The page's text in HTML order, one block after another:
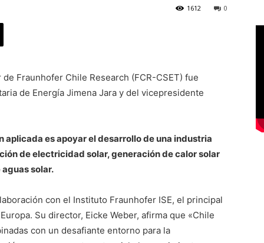
0
1612
Fraunhofer Chile Research (FCR-CSET) fue
de Energía Jimena Jara y del vicepresidente
es apoyar el desarrollo de una industria
de electricidad solar, generación de calor solar
solar.
con el Instituto Fraunhofer ISE, el principal
Su director, Eicke Weber, afirma que «Chile
con un desafiante entorno para la